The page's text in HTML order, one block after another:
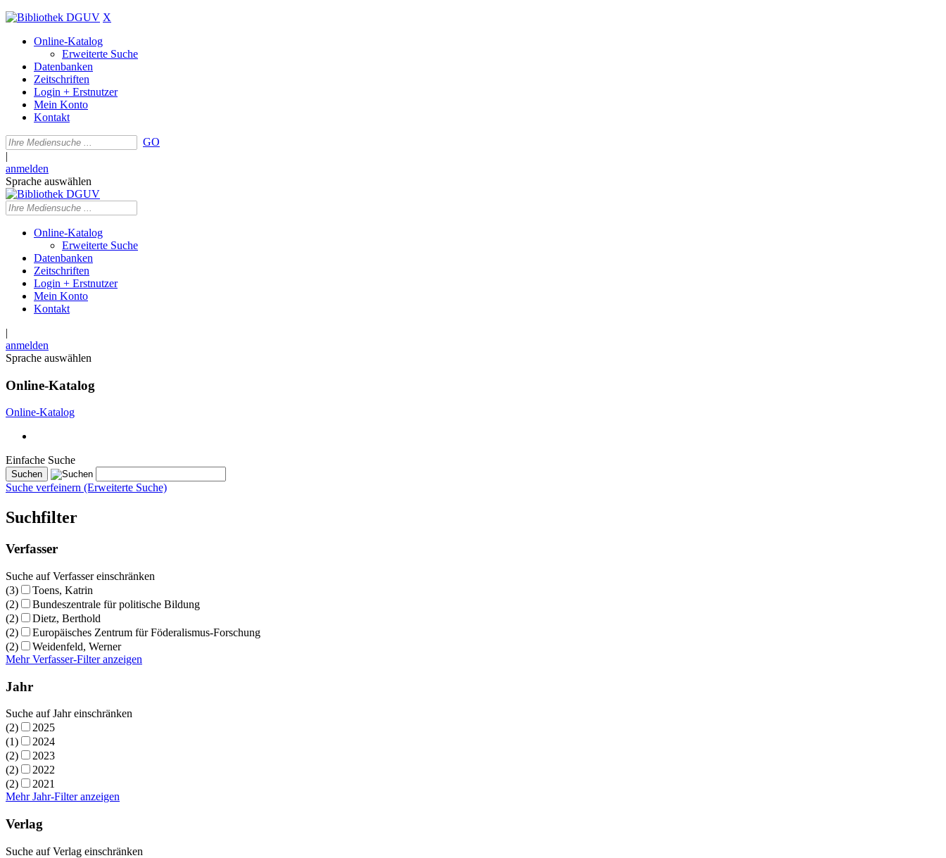
X
Online-Katalog
Erweiterte Suche
Datenbanken
Zeitschriften
Login + Erstnutzer
Mein Konto
Kontakt
GO
|
anmelden
Sprache auswählen
Online-Katalog
Erweiterte Suche
Datenbanken
Zeitschriften
Login + Erstnutzer
Mein Konto
Kontakt
|
anmelden
Sprache auswählen
Online-Katalog
Online-Katalog
Einfache Suche
Suche verfeinern (Erweiterte Suche)
Suchfilter
Verfasser
Suche auf Verfasser einschränken
(3)
Toens, Katrin
(2)
Bundeszentrale für politische Bildung
(2)
Dietz, Berthold
(2)
Europäisches Zentrum für Föderalismus-Forschung
(2)
Weidenfeld, Werner
Mehr Verfasser-Filter anzeigen
Jahr
Suche auf Jahr einschränken
(2)
2025
(1)
2024
(2)
2023
(2)
2022
(2)
2021
Mehr Jahr-Filter anzeigen
Verlag
Suche auf Verlag einschränken